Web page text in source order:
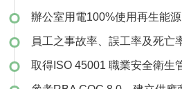
辦公室用電100%使用再生能
員工之事故率、誤工率及死亡
取得ISO 45001 職業安全衛生